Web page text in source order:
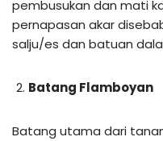
pembusukan dan mati
pernapasan akar
salju/es dan batuan
Batang Flamboyan
Batang utama dari